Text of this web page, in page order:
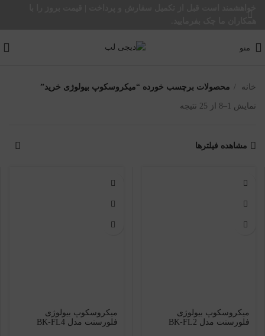
منو
خانه محصولات برچسب خورده “میکروسکوپ بیولوژی خرید”
نمایش 1–8 از 25 نتیجه
مشاهده فیلترها
میکروسکوپ بیولوژی
فلورسنت مدل BK-FL2
میکروسکوپ بیولوژی
فلورسنت مدل BK-FL4